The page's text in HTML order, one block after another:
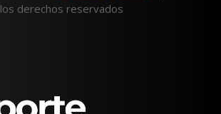
los derechos reservados